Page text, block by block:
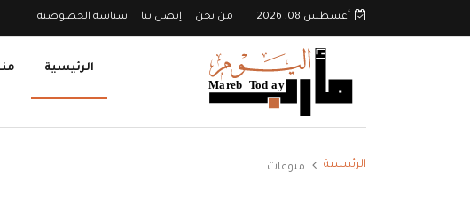
أغسطس 08, 2026 من نحن إتصل بنا سياسة الخصوصية
الرئيسية
الرئيسية منوعات